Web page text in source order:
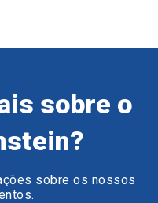
sobre o
sobre os nossos